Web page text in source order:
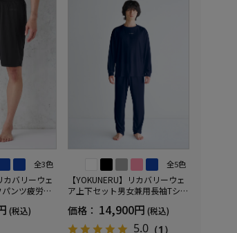
全3色
カバリーウェ
ンツ疲労回
】SS～LLサ
(税込)
全5色
【YOKUNERU】リカバリーウェ
ア上下セット男女兼用長袖Tシャ
進遠赤外線快眠NANOMIX(R)【一
般医療機器】SS～LLサイズ
価格： 14,900円 (税込)
5.0 （1）